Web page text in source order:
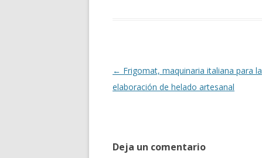
Navegación
de
← Frigomat, maquinaria italiana para la
elaboración de helado artesanal
Deja un comentario